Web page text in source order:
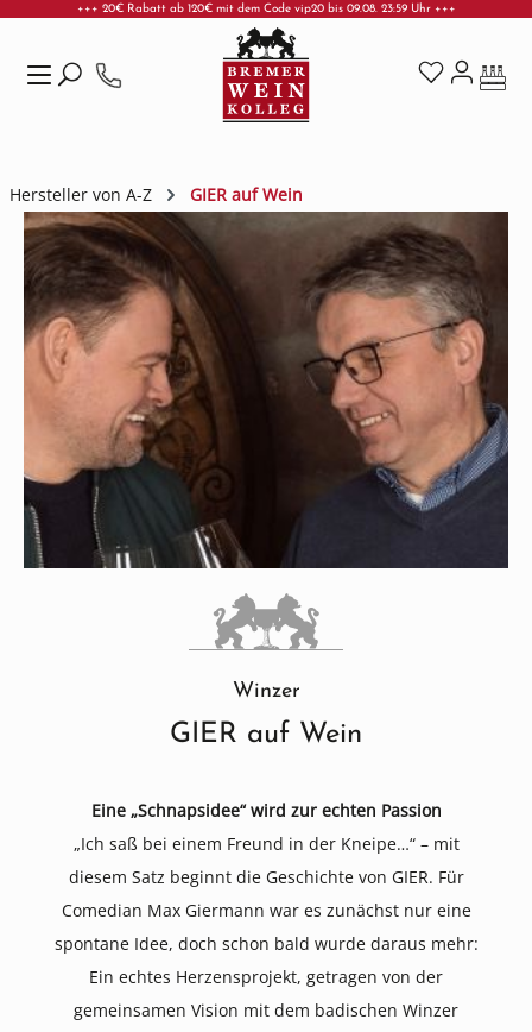
+++ 20€ Rabatt ab 120€ mit dem Code vip20 bis 09.08. 23:59 Uhr +++
Hersteller von A-Z GIER auf Wein
Winzer
GIER auf Wein
Eine „Schnapsidee“ wird zur echten Passion
„Ich saß bei einem Freund in der Kneipe…“ – mit
diesem Satz beginnt die Geschichte von GIER. Für
Comedian Max Giermann war es zunächst nur eine
spontane Idee, doch schon bald wurde daraus mehr:
Ein echtes Herzensprojekt, getragen von der
gemeinsamen Vision mit dem badischen Winzer